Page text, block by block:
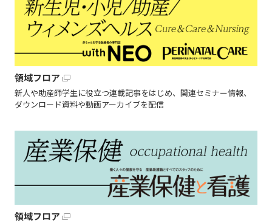
領域フロア
新人や助産師学生に役立つ連載記事をはじめ、関連セミナー情報、
ダウンロード資料や動画アーカイブを配信
領域フロア